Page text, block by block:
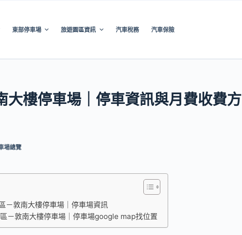
東部停車場 旅遊園區資訊 汽車稅務 汽車保險
大樓停車場｜停車資訊與月費收費方
場總覽
－敦南大樓停車場｜停車場資訊
－敦南大樓停車場｜停車場google map找位置